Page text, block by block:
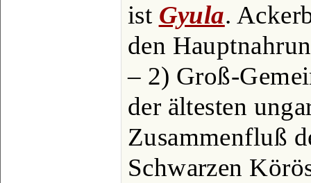
ist Gyula.
den
– 2) Groß-
der ältesten
Zusammenfluß
Schwarzen